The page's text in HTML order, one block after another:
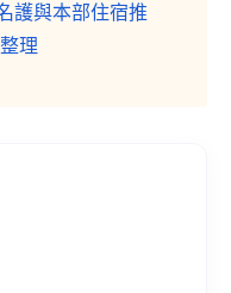
名護與本部住宿推
理